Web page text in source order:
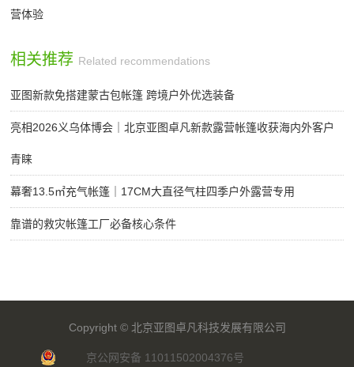
营体验
相关推荐 Related recommendations
亚图新款免搭建蒙古包帐篷 跨境户外优选装备
亮相2026义乌体博会｜北京亚图卓凡新款露营帐篷收获海内外客户
青睐
幕奢13.5㎡充气帐篷｜17CM大直径气柱四季户外露营专用
靠谱的救灾帐篷工厂必备核心条件
Copyright © 北京亚图卓凡科技发展有限公司
京公网安备 11011502004376号